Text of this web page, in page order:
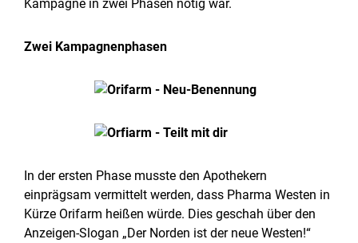
Kampagne in zwei Phasen nötig war.
Zwei Kampagnenphasen
In der ersten Phase musste den Apothekern
einprägsam vermittelt werden, dass Pharma Westen in
Kürze Orifarm heißen würde. Dies geschah über den
Anzeigen-Slogan „Der Norden ist der neue Westen!“